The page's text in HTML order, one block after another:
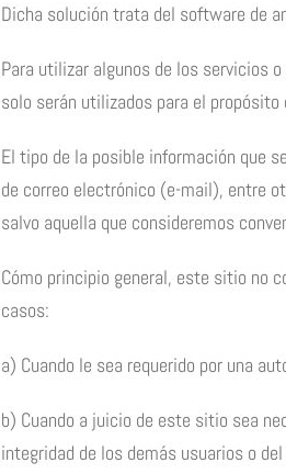
Dicha solución trata del software de
Para utilizar algunos de los servicios
solo serán utilizados para el propósito
El tipo de la posible información que
de correo electrónico (e-mail), entre
salvo aquella que consideremos
Cómo principio general, este sitio no
casos:
a) Cuando le sea requerido por una
b) Cuando a juicio de este sitio sea
integridad de los demás usuarios o